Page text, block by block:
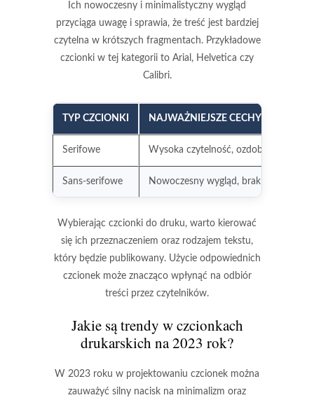
Ich nowoczesny i minimalistyczny wygląd
przyciąga uwagę i sprawia, że treść jest bardziej
czytelna w krótszych fragmentach. Przykładowe
czcionki w tej kategorii to Arial, Helvetica czy
Calibri.
TYP CZCIONKI NAJWAŻNIEJSZE CECHY
Serifowe Wysoka czytelność, ozdobne
Sans-serifowe Nowoczesny wygląd, brak ozdób
Wybierając czcionki do druku, warto kierować
się ich przeznaczeniem oraz rodzajem tekstu,
który będzie publikowany. Użycie odpowiednich
czcionek może znacząco wpłynąć na odbiór
treści przez czytelników.
Jakie są trendy w czcionkach
drukarskich na 2023 rok?
W 2023 roku w projektowaniu czcionek można
zauważyć silny nacisk na minimalizm oraz